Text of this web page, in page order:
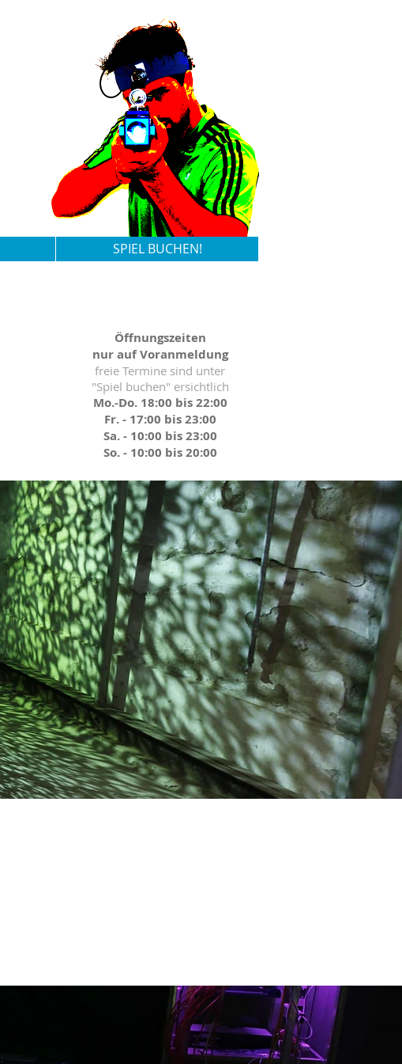
SPIEL BUCHEN!
Öffnungszeiten
nur auf Voranmeldung
freie Termine sind unter
"Spiel buchen" ersichtlich
Mo.-Do. 18:00 bis 22:00
Fr. - 17:00 bis 23:00
Sa. - 10:00 bis 23:00
So. - 10:00 bis 20:00